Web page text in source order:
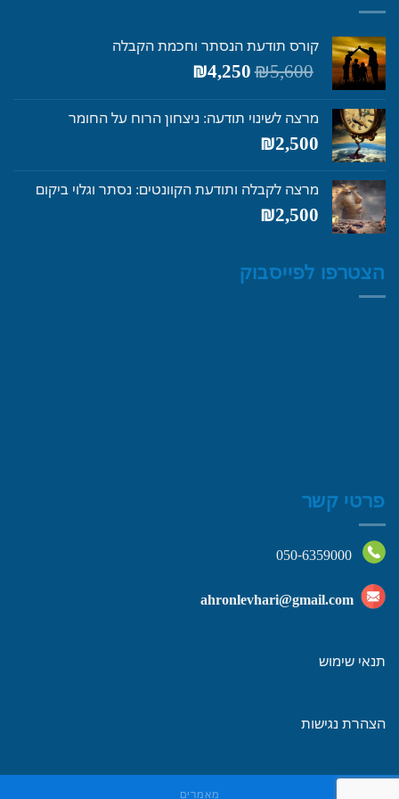
קורס תודעת הנסתר וחכמת הקבלה
₪5,600
המחיר
המקורי
₪5,600.
₪4,250
₪4,250.
מרצה לשינוי תודעה: ניצחון הרוח על החומר
₪2,500
מרצה לקבלה ותודעת הקוונטים: נסתר וגלוי ביקום
₪2,500
הצטרפו לפייסבוק
פרטי קשר
050-6359000
ahronlevhari@gmail.com
תנאי שימוש
הצהרת נגישות
מאמרים